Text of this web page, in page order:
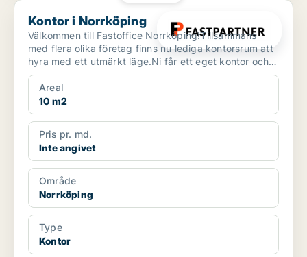
Kontor i Norrköping
Kontor i Norrköping
Välkommen till Fastoffice Norrköping!Tillsammans
med flera olika företag finns nu lediga kontorsrum att
hyra med ett utmärkt läge.Ni får ett eget kontor och
...
Areal
10 m2
Pris pr. md.
Inte angivet
Område
Norrköping
Type
Kontor